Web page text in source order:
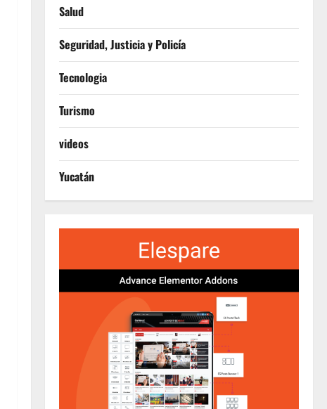
Salud
Seguridad, Justicia y Policía
Tecnologia
Turismo
videos
Yucatán